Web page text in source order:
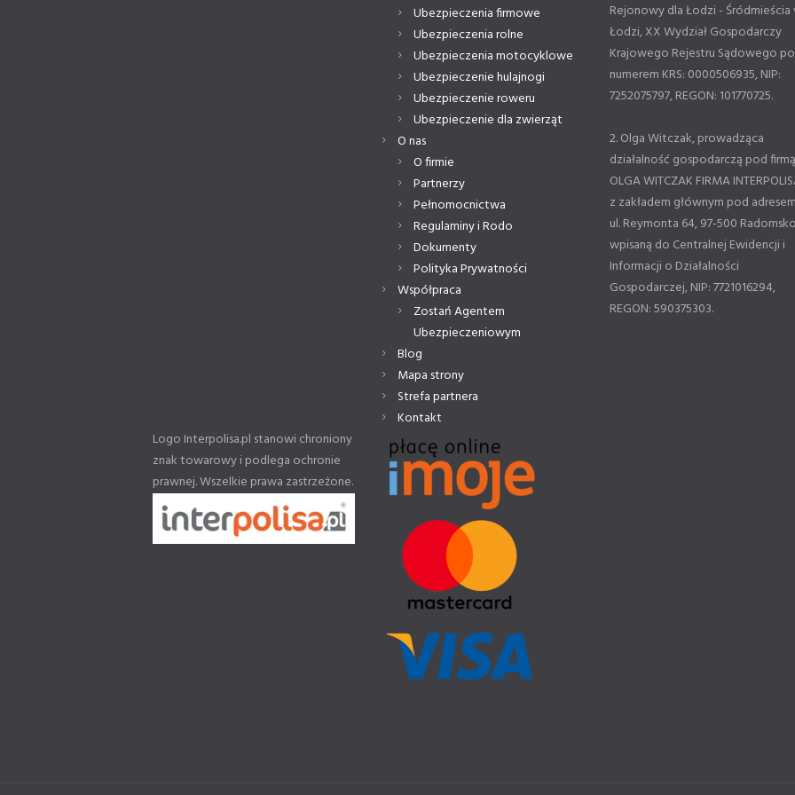
Ubezpieczenia firmowe
Ubezpieczenia rolne
Ubezpieczenia motocyklowe
Ubezpieczenie hulajnogi
Ubezpieczenie roweru
Ubezpieczenie dla zwierząt
O nas
O firmie
Partnerzy
Pełnomocnictwa
Regulaminy i Rodo
Dokumenty
Polityka Prywatności
Współpraca
Zostań Agentem
Ubezpieczeniowym
Blog
Mapa strony
Strefa partnera
Kontakt
Rejonowy dla Łodzi - Śródmieścia
Łodzi, XX Wydział Gospodarczy
Krajowego Rejestru Sądowego
numerem KRS: 0000506935, NIP:
7252075797, REGON: 101770725.
2. Olga Witczak, prowadząca
działalność gospodarczą pod firmą
OLGA WITCZAK FIRMA
z zakładem głównym pod
ul. Reymonta 64, 97-500
wpisaną do Centralnej Ewidencji i
Informacji o Działalności
Gospodarczej, NIP: 7721016294,
REGON: 590375303.
Logo Interpolisa.pl stanowi chroniony
znak towarowy i podlega ochronie
prawnej. Wszelkie prawa zastrzeżone.